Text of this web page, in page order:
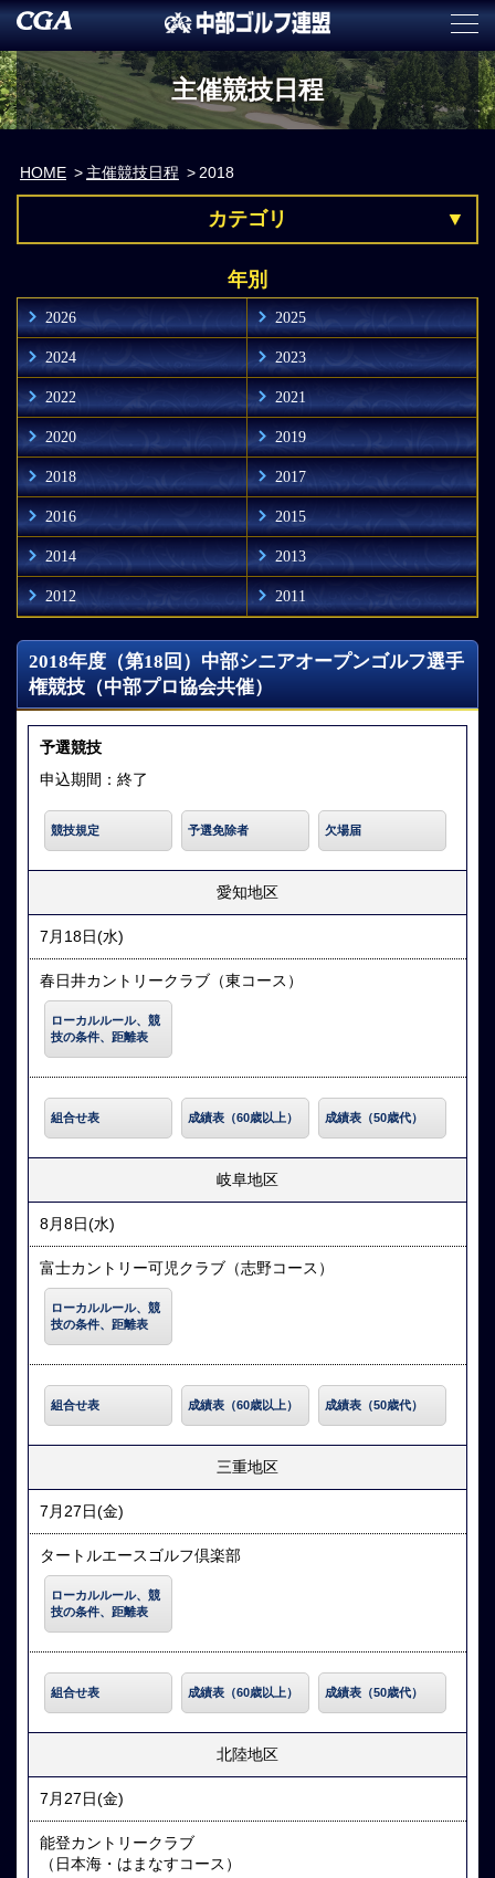
主催競技日程
HOME 主催競技日程 2018
カテゴリ
年別
2026 2025
2024 2023
2022 2021
2020 2019
2018 2017
2016 2015
2014 2013
2012 2011
2018年度（第18回）中部シニアオープンゴルフ選手
権競技（中部プロ協会共催）
予選競技
申込期間：終了
競技規定 予選免除者 欠場届
愛知地区
7月18日(水)
春日井カントリークラブ（東コース）
ローカルルール、競
技の条件、距離表
組合せ表 成績表（60歳以上） 成績表（50歳代）
岐阜地区
8月8日(水)
富士カントリー可児クラブ（志野コース）
ローカルルール、競
技の条件、距離表
組合せ表 成績表（60歳以上） 成績表（50歳代）
三重地区
7月27日(金)
タートルエースゴルフ倶楽部
ローカルルール、競
技の条件、距離表
組合せ表 成績表（60歳以上） 成績表（50歳代）
北陸地区
7月27日(金)
能登カントリークラブ
（日本海・はまなすコース）